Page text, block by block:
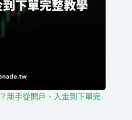
新手從開戶、入金到下單完